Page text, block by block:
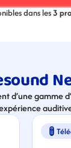
dans les 3
d’une gamme